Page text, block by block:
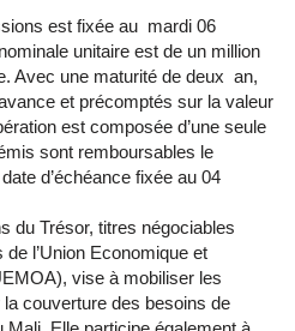
est fixée au mardi 06
unitaire est de un million
Avec une maturité de deux an,
et précomptés sur la valeur
est composée d’une seule
sont remboursables le
d’échéance fixée au 04
du Trésor, titres négociables
l’Union Economique et
vise à mobiliser les
couverture des besoins de